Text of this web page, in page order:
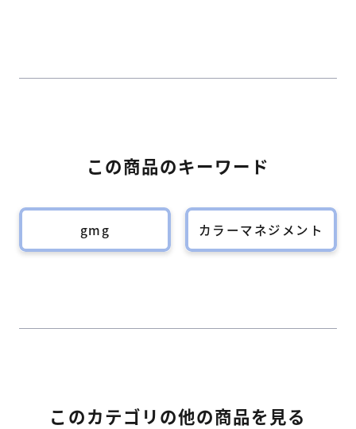
この商品のキーワード
gmg カラーマネジメント
このカテゴリの他の商品を見る